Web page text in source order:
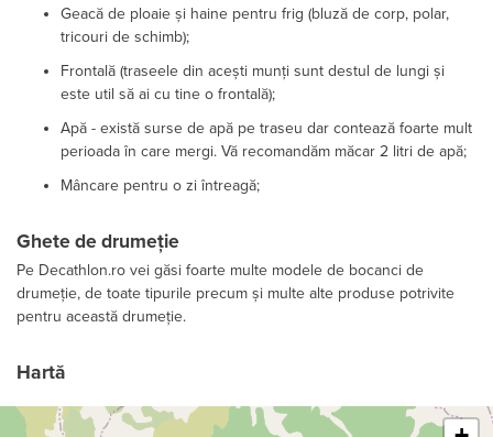
Geacă de ploaie și haine pentru frig (bluză de corp, polar,
tricouri de schimb);
Frontală (traseele din acești munți sunt destul de lungi și
este util să ai cu tine o frontală);
Apă - există surse de apă pe traseu dar contează foarte mult
perioada în care mergi. Vă recomandăm măcar 2 litri de apă;
Mâncare pentru o zi întreagă;
Ghete de drumeție
Pe Decathlon.ro vei găsi foarte multe modele de bocanci de
drumeție, de toate tipurile precum și multe alte produse potrivite
pentru această drumeție.
Hartă